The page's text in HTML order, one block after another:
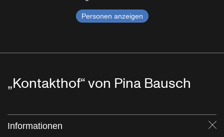
Personen anzeigen
„Kontakthof“ von Pina Bausch
Informationen